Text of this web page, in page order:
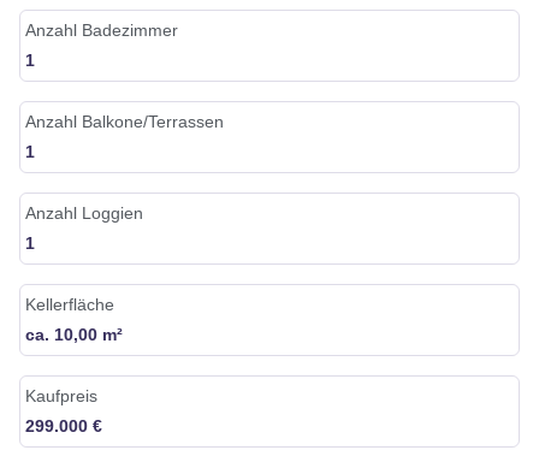
Anzahl Badezimmer
1
Anzahl Balkone/Terrassen
1
Anzahl Loggien
1
Kellerfläche
ca. 10,00 m²
Kaufpreis
299.000 €